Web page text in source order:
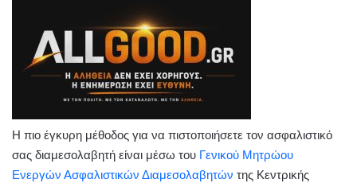
Η πιο έγκυρη μέθοδος για να πιστοποιήσετε τον ασφαλιστικό
σας διαμεσολαβητή είναι μέσω του Γενικού Μητρώου
Ενεργών Ασφαλιστικών Διαμεσολαβητών της Κεντρικής